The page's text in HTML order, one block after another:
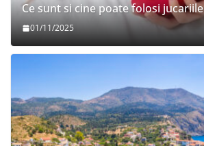
Ce sunt si cine poate folosi
01/11/2025